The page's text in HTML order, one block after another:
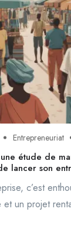
Entrepreneuriat
étude de
lancer son
c’est
un projet